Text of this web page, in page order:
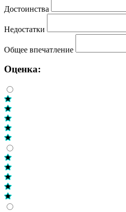
Достоинства
Недостатки
Общее впечатление
Оценка: